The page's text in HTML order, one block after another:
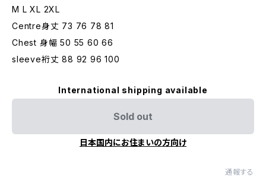
M L XL 2XL
Centre身丈 73 76 78 81
Chest 身幅 50 55 60 66
sleeve裄丈 88 92 96 100
International shipping available
Sold out
日本国内にお住まいの方向け
通報する